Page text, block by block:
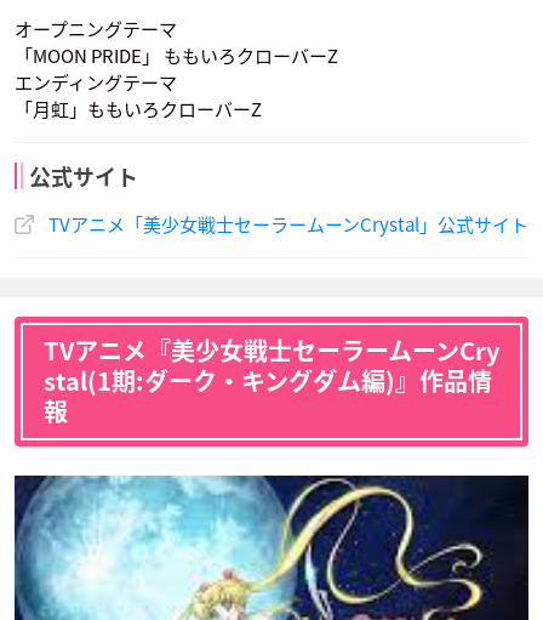
セーラーヴィーナス
声優：伊藤静 声優：広橋涼
地場 衛
声優：野島健児
ちびうさ
声優：福圓美里
セーラープルート
声優：前田愛
オープニングテーマ
「MOON PRIDE」 ももいろクローバーZ
エンディングテーマ
「月虹」ももいろクローバーZ
公式サイト
TVアニメ「美少女戦士セーラームーンCrystal」公式サイト
TVアニメ『美少女戦士セーラームーンCry
stal(1期:ダーク・キングダム編)』作品情
報